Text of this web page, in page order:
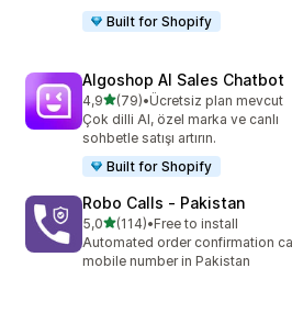
Built for Shopify
Algoshop AI Sales Chatbot
4,95 yıldız üzerinden
(79)
toplam 79 değerlendirme
•Ücretsiz plan mevcut
Çok dilli AI, özel marka ve canlı
sohbetle satışı artırın.
Built for Shopify
Robo Calls ‑ Pakistan
5,05 yıldız üzerinden
(114)
toplam 114 değerlendirme
•Free to install
Automated order confirmation
mobile number in Pakistan